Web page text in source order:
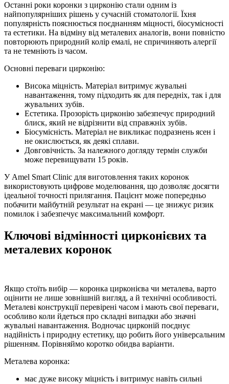
Останні роки коронки з цирконію стали одним із
найпопулярніших рішень у сучасній стоматології. Їхня
популярність пояснюється поєднанням міцності, біосумісності
та естетики. На відміну від металевих аналогів, вони повністю
повторюють природний колір емалі, не спричиняють алергії
та не темніють із часом.
Основні переваги цирконію:
Висока міцність. Матеріал витримує жувальні
навантаження, тому підходить як для передніх, так і для
жувальних зубів.
Естетика. Прозорість цирконію забезпечує природний
блиск, який не відрізнити від справжніх зубів.
Біосумісність. Матеріал не викликає подразнень ясен і
не окислюється, як деякі сплави.
Довговічність. За належного догляду термін служби
може перевищувати 15 років.
У Amel Smart Clinic для виготовлення таких коронок
використовують цифрове моделювання, що дозволяє досягти
ідеальної точності прилягання. Пацієнт може попередньо
побачити майбутній результат на екрані — це знижує ризик
помилок і забезпечує максимальний комфорт.
Ключові відмінності цирконієвих та
металевих коронок
Якщо стоїть вибір — коронка цирконієва чи металева, варто
оцінити не лише зовнішній вигляд, а й технічні особливості.
Металеві конструкції перевірені часом і мають свої переваги,
особливо коли йдеться про складні випадки або значні
жувальні навантаження. Водночас цирконій поєднує
надійність і природну естетику, що робить його універсальним
рішенням. Порівняймо коротко обидва варіанти.
Металева коронка:
має дуже високу міцність і витримує навіть сильні